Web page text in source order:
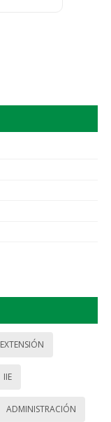
EXTENSIÓN
IIE
ADMINISTRACIÓN